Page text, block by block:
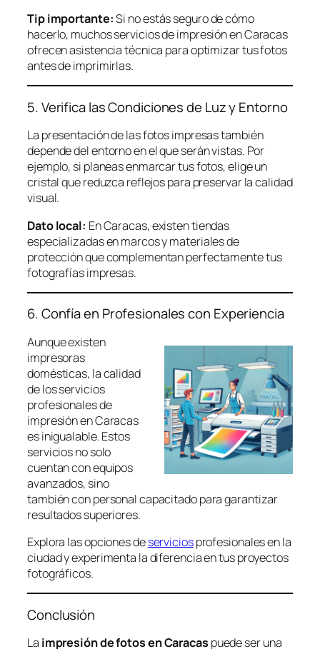
Tip importante:Si no estás seguro de cómo
hacerlo, muchos servicios de impresión en Caracas
ofrecen asistencia técnica para optimizar tus fotos
antes de imprimirlas.
5. Verifica las Condiciones de Luz y Entorno
La presentación de las fotos impresas también
depende del entorno en el que serán vistas. Por
ejemplo, si planeas enmarcar tus fotos, elige un
cristal que reduzca reflejos para preservar la calidad
visual.
Dato local: En Caracas, existen tiendas
especializadas en marcos y materiales de
protección que complementan perfectamente tus
fotografías impresas.
6. Confía en Profesionales con Experiencia
Aunque existen
impresoras
domésticas, la calidad
de los servicios
profesionales de
impresión en Caracas
es inigualable. Estos
servicios no solo
cuentan con equipos
avanzados, sino
también con personal capacitado para garantizar
resultados superiores.
Explora las opciones deserviciosprofesionales en la
ciudad y experimenta la diferencia en tus proyectos
fotográficos.
Conclusión
La impresión de fotos en Caracas puede ser una